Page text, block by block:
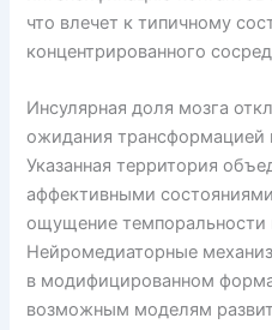
что влечет к типичному
концентрированного
Инсулярная доля мозга
ожидания трансформацией
Указанная территория
аффективными
ощущение
Нейромедиаторные
в модифицированном
возможным моделям